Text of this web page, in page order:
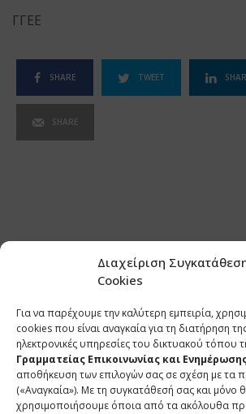
Διαχείριση
Cookies
Για να παρέχουμε την καλύτερη εμπειρία,
cookies που είναι αναγκαία για τη διατήρηση
ηλεκτρονικές υπηρεσίες του δικτυακού τόπου
Γραμματείας Επικοινωνίας και
αποθήκευση των επιλογών σας σε σχέση με τα
(«Αναγκαία»). Με τη συγκατάθεσή σας και μόνο
χρησιμοποιήσουμε όποια από τα ακόλουθα
ΓΓΕΕ
SHARE TWEET
SHARE
ΕΠΙΚΟΙΝΩΝΙΑ